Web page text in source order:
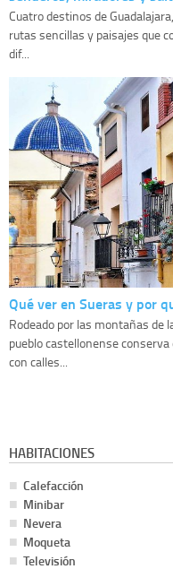
Cuatro destinos de
rutas sencillas y paisajes que
dif...
Qué ver en Sueras y por
Rodeado por las montañas de
pueblo castellonense
con calles...
HABITACIONES
Calefacción
Minibar
Nevera
Moqueta
Televisión